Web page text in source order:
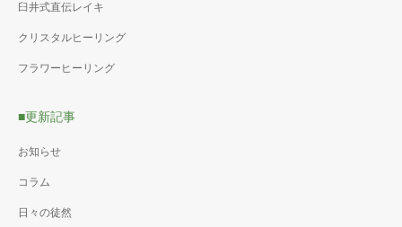
臼井式直伝レイキ
クリスタルヒーリング
フラワーヒーリング
■更新記事
お知らせ
コラム
日々の徒然